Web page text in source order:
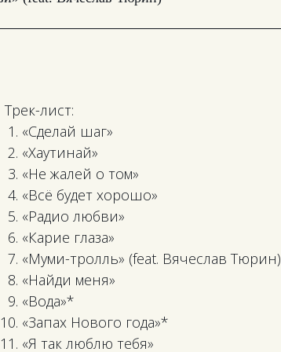
Трек-лист:
«Сделай шаг»
«Хаутинай»
«Не жалей о том»
«Всё будет хорошо»
«Радио любви»
«Карие глаза»
«Муми-тролль» (feat. Вячеслав Тюрин)
«Найди меня»
«Вода»*
«Запах Нового года»*
«Я так люблю тебя»